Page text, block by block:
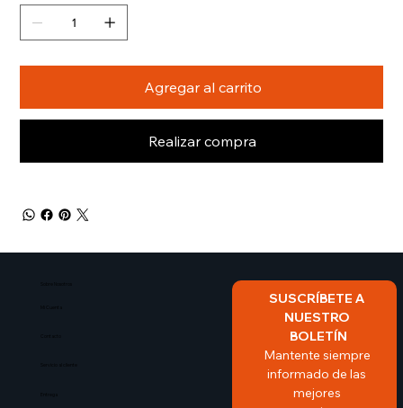
Agregar al carrito
Realizar compra
Mi Cuenta
Contacto
Entrega
SUSCRÍBETE A
NUESTRO
BOLETÍN
Mantente siempre
informado de las
mejores